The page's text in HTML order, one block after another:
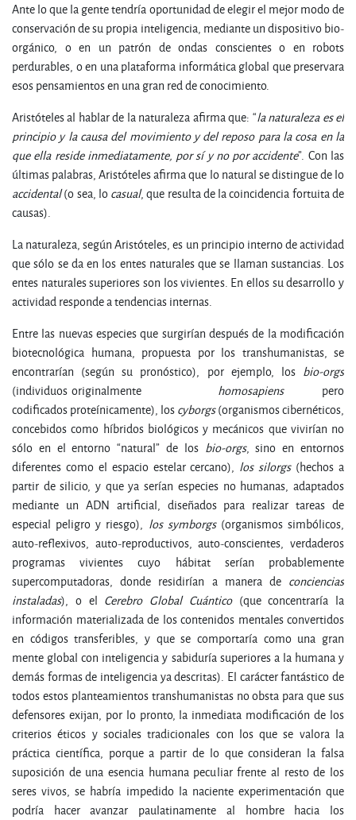
Ante lo que la gente tendría oportunidad de elegir el mejor modo de
conservación de su propia inteligencia, mediante un dispositivo bio-
orgánico, o en un patrón de ondas conscientes o en robots
perdurables, o en una plataforma informática global que preservara
esos pensamientos en una gran red de conocimiento.
Aristóteles al hablar de la naturaleza afirma que: “la naturaleza es el
principio y la causa del movimiento y del reposo para la cosa en la
que ella reside inmediatamente, por sí y no por accidente”. Con las
últimas palabras, Aristóteles afirma que lo natural se distingue de lo
accidental(o sea, lo casual, que resulta de la coincidencia fortuita de
causas).
La naturaleza, según Aristóteles, es un principio interno de actividad
que sólo se da en los entes naturales que se llaman sustancias. Los
entes naturales superiores son los vivientes. En ellos su desarrollo y
actividad responde a tendencias internas.
Entre las nuevas especies que surgirían después de la modificación
biotecnológica humana, propuesta por los transhumanistas, se
encontrarían (según su pronóstico), por ejemplo, los bio-orgs
(individuos originalmente homosapienspero
codificados proteínicamente), loscyborgs(organismos cibernéticos,
concebidos como híbridos biológicos y mecánicos que vivirían no
sólo en el entorno “natural” de los bio-orgs, sino en entornos
diferentes como el espacio estelar cercano), los silorgs (hechos a
partir de silicio, y que ya serían especies no humanas, adaptados
mediante un ADN artificial, diseñados para realizar tareas de
especial peligro y riesgo), los symborgs (organismos simbólicos,
auto-reflexivos, auto-reproductivos, auto-conscientes, verdaderos
programas vivientes cuyo hábitat serían probablemente
supercomputadoras, donde residirían a manera de conciencias
instaladas), o el Cerebro Global Cuántico (que concentraría la
información materializada de los contenidos mentales convertidos
en códigos transferibles, y que se comportaría como una gran
mente global con inteligencia y sabiduría superiores a la humana y
demás formas de inteligencia ya descritas). El carácter fantástico de
todos estos planteamientos transhumanistas no obsta para que sus
defensores exijan, por lo pronto, la inmediata modificación de los
criterios éticos y sociales tradicionales con los que se valora la
práctica científica, porque a partir de lo que consideran la falsa
suposición de una esencia humana peculiar frente al resto de los
seres vivos, se habría impedido la naciente experimentación que
podría hacer avanzar paulatinamente al hombre hacia los